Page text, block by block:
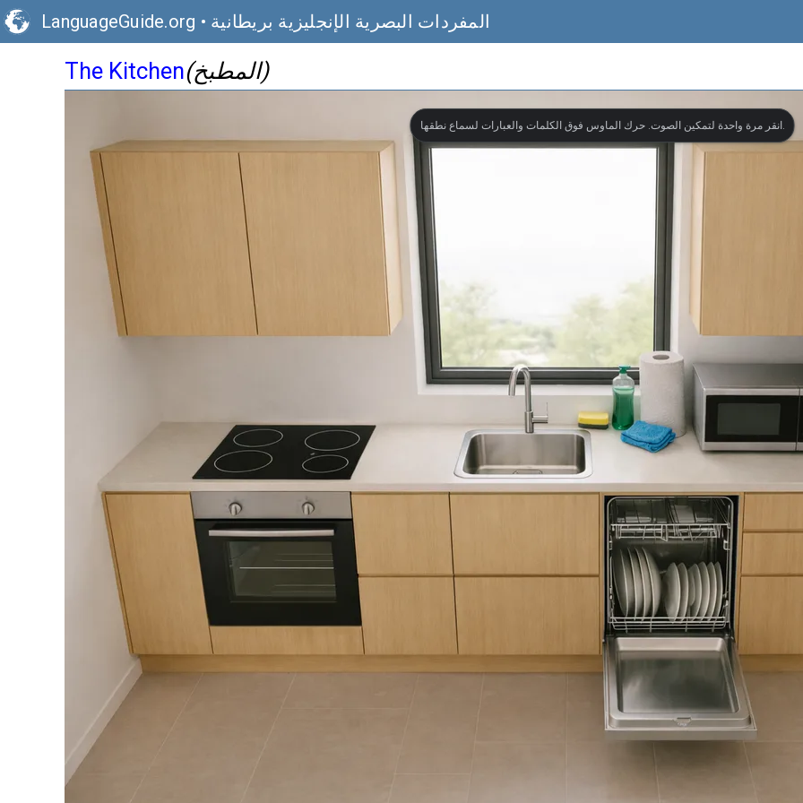
LanguageGuide.org • المفردات البصرية الإنجليزية بريطانية
The Kitchen (المطبخ)
انقر مرة واحدة لتمكين الصوت. حرك الماوس فوق الكلمات والعبارات لسماع نطقها.